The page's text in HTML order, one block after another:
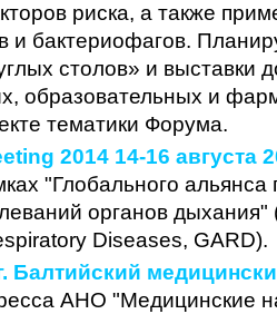
риска, а также
и бактериофагов.
столов» и выставки
образовательных и
тематики Форума.
2014 14-16 августа
"Глобального
органов дыхания"
Diseases, GARD).
Балтийский
АНО "Медицинские